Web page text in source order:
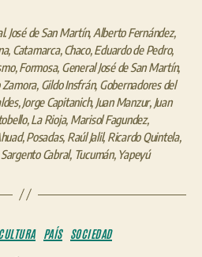
José de San Martín, Alberto Fernández,
, Catamarca,Chaco,Eduardo de Pedro,
,Formosa, General José de San Martín,
Zamora, Gildo Insfrán, Gobernadores del
,Jorge Capitanich, Juan Manzur, Juan
,La Rioja, Marisol Fagundez,
,Posadas, Raúl Jalil,Ricardo Quintela,
Sargento Cabral, Tucumán, Yapeyú
Categorías
PAÍS SOCIEDAD